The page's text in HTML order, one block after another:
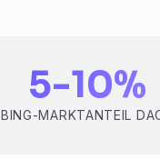
5-10%
BING-MARKTANTEIL